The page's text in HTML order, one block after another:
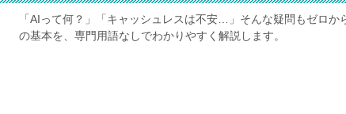
「AIって何？」「キャッシュレスは不安…」そんな疑問もゼロか
の基本を、専門用語なしでわかりやすく解説します。